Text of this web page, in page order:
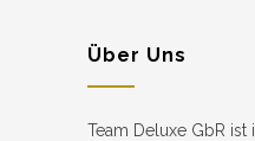
Über Uns
Team Deluxe GbR ist